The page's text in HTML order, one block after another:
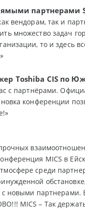
партнерами
вендорам, так и
множество задач
то и здесь
Toshiba CIS по
с партнёрами.
конференции
MICS в
среди
новыми партнерами.
MICS – Так